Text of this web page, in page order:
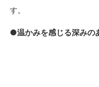
す。
●温かみを感じる深みの